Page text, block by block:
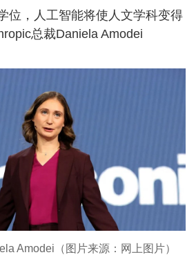
位，人工智能将使人文学科变得
总裁Daniela Amodei
Amodei（图片来源：网上图片）